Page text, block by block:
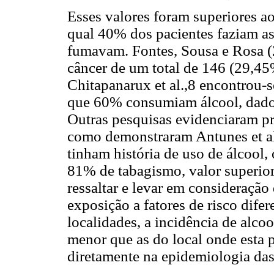
Esses valores foram superiores
qual 40% dos pacientes faziam
fumavam. Fontes, Sousa e Rosa
câncer de um total de 146
Chitapanarux et al.,8 encontrou-
que 60% consumiam álcool,
Outras pesquisas evidenciaram
como demonstraram Antunes et
tinham história de uso de álcool,
81% de tabagismo, valor
ressaltar e levar em
exposição a fatores de risco
localidades, a incidência de
menor que as do local onde
diretamente na epidemiologia